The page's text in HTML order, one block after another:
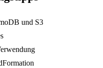
und S3